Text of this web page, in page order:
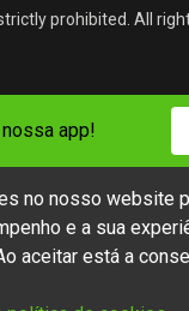
no nosso website
e a sua
aceitar está a
prohibited. All
TV
app!